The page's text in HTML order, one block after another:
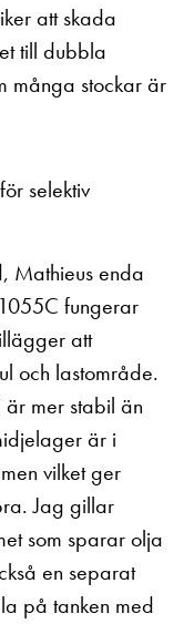
att skada
till dubbla
många stockar är
selektiv
Mathieus enda
fungerar
att
och lastområde.
mer stabil än
är i
vilket ger
Jag gillar
som sparar olja
en separat
på tanken med